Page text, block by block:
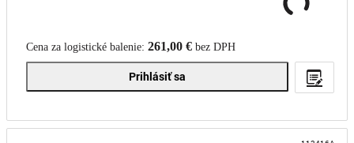
Cena za logistické balenie: 261,00 € bez DPH
Prihlásiť sa